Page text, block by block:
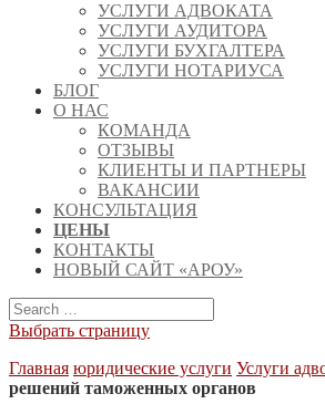
УСЛУГИ АДВОКАТА
УСЛУГИ АУДИТОРА
УСЛУГИ БУХГАЛТЕРА
УСЛУГИ НОТАРИУСА
БЛОГ
О НАС
КОМАНДА
ОТЗЫВЫ
КЛИЕНТЫ И ПАРТНЕРЫ
ВАКАНСИИ
КОНСУЛЬТАЦИЯ
ЦЕНЫ
КОНТАКТЫ
НОВЫЙ САЙТ «АРОУ»
Выбрать страницу
Главная юридические услуги Услуги
решений таможенных органов